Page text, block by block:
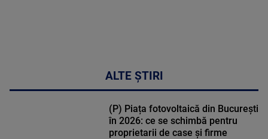
ALTE ȘTIRI
(P) Piața fotovoltaică din București
în 2026: ce se schimbă pentru
proprietarii de case și firme